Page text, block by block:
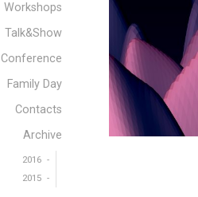
Workshops
Talk&Show
Conference
Family Day
Contacts
Archive
2016
2015